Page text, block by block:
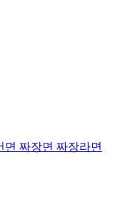
면 짜장면 짜장라면